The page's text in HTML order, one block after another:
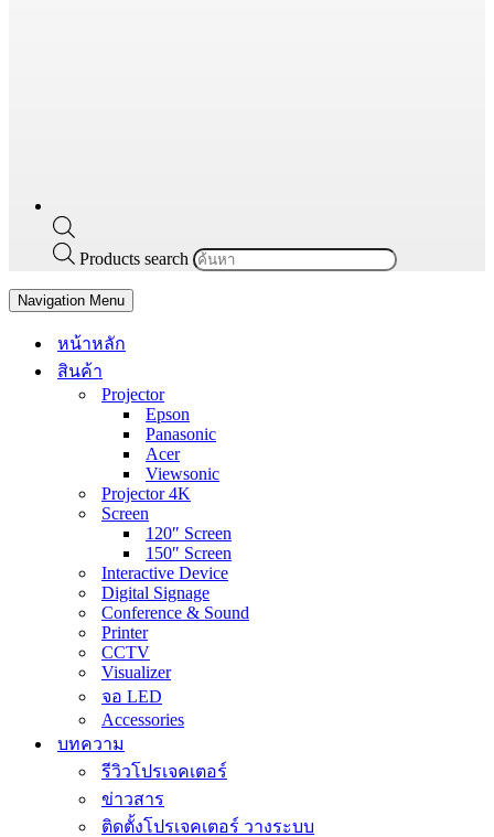
Products search
Navigation Menu
หน้าหลัก
สินค้า
Projector
Epson
Panasonic
Acer
Viewsonic
Projector 4K
Screen
120″ Screen
150″ Screen
Interactive Device
Digital Signage
Conference & Sound
Printer
CCTV
Visualizer
จอ LED
Accessories
บทความ
รีวิวโปรเจคเตอร์
ข่าวสาร
ติดตั้งโปรเจคเตอร์ วางระบบ